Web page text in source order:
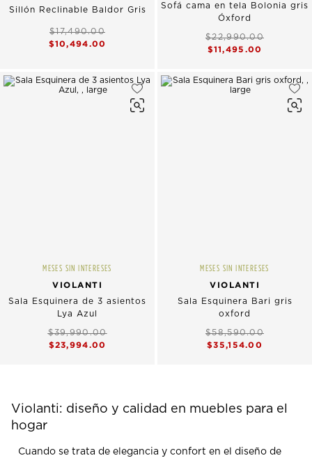
Sillón Reclinable Baldor Gris
$17,490.00
$10,494.00
Sofá cama en tela Bolonia gris
Óxford
$22,990.00
$11,495.00
MESES SIN INTERESES
VIOLANTI
Sala Esquinera de 3 asientos
Lya Azul
$39,990.00
$23,994.00
MESES SIN INTERESES
VIOLANTI
Sala Esquinera Bari gris
oxford
$58,590.00
$35,154.00
Violanti: diseño y calidad en muebles para el
hogar
Cuando se trata de elegancia y confort en el diseño de